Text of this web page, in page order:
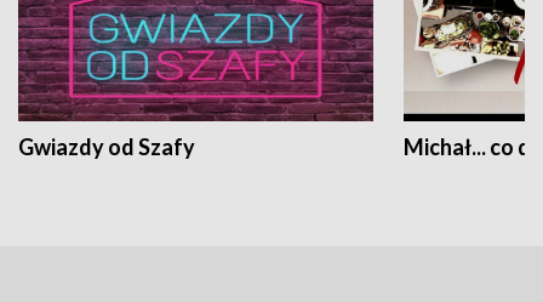
Gwiazdy od Szafy Michał... co